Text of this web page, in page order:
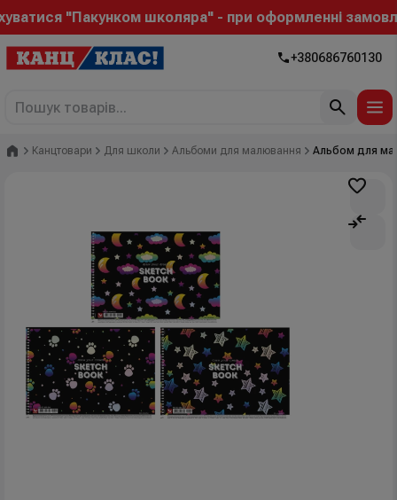
"Пакунком школяра" - при оформленні
+380686760130
Головна
Канцтовари Для школи Альбоми для малювання Альбом для